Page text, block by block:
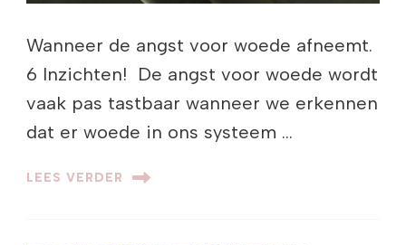
Wanneer de angst voor woede afneemt.
6 Inzichten! De angst voor woede wordt
vaak pas tastbaar wanneer we erkennen
dat er woede in ons systeem …
LEES VERDER